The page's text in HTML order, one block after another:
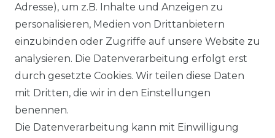
VERSANDKOSTENINFORMATION
B2B
WUNSCHLISTE
Adresse), um z.B. Inhalte und Anzeigen zu
personalisieren, Medien von Drittanbietern
einzubinden oder Zugriffe auf unsere Website zu
analysieren. Die Datenverarbeitung erfolgt erst
durch gesetzte Cookies. Wir teilen diese Daten
mit Dritten, die wir in den Einstellungen
benennen.
Die Datenverarbeitung kann mit Einwilligung